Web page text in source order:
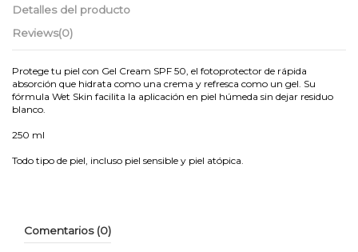
Detalles del producto
Reviews(0)
Protege tu piel con Gel Cream SPF 50, el fotoprotector de rápida
absorción que hidrata como una crema y refresca como un gel. Su
fórmula Wet Skin facilita la aplicación en piel húmeda sin dejar residuo
blanco.
250 ml
Todo tipo de piel, incluso piel sensible y piel atópica.
Comentarios (0)